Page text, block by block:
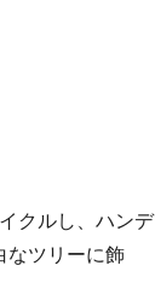
クルし、ハンデ
なツリーに飾